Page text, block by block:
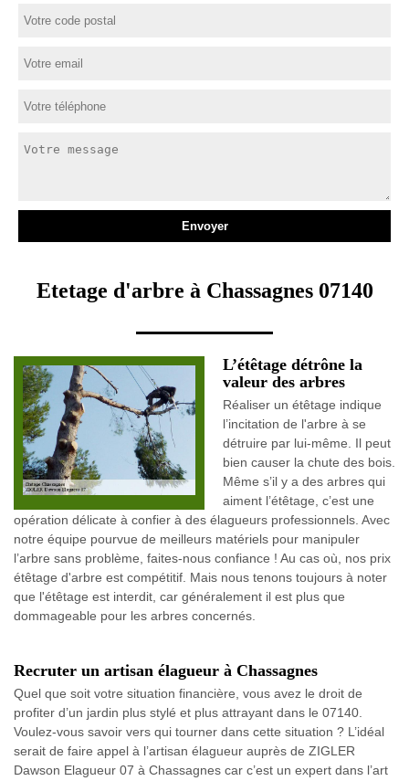
Etetage d'arbre à Chassagnes 07140
L’étêtage détrône la
valeur des arbres
Réaliser un étêtage indique
l’incitation de l'arbre à se
détruire par lui-même. Il peut
bien causer la chute des bois.
Même s’il y a des arbres qui
aiment l’étêtage, c’est une
opération délicate à confier à des élagueurs professionnels. Avec
notre équipe pourvue de meilleurs matériels pour manipuler
l’arbre sans problème, faites-nous confiance ! Au cas où, nos prix
étêtage d'arbre est compétitif. Mais nous tenons toujours à noter
que l'étêtage est interdit, car généralement il est plus que
dommageable pour les arbres concernés.
Recruter un artisan élagueur à Chassagnes
Quel que soit votre situation financière, vous avez le droit de
profiter d’un jardin plus stylé et plus attrayant dans le 07140.
Voulez-vous savoir vers qui tourner dans cette situation ? L’idéal
serait de faire appel à l’artisan élagueur auprès de ZIGLER
Dawson Elagueur 07 à Chassagnes car c’est un expert dans l’art